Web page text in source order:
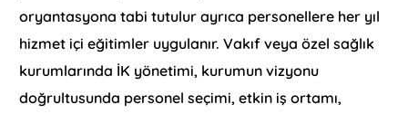
oryantasyona tabi tutulur ayrıca personellere her yıl
hizmet içi eğitimler uygulanır. Vakıf veya özel sağlık
kurumlarında İK yönetimi, kurumun vizyonu
doğrultusunda personel seçimi, etkin iş ortamı,